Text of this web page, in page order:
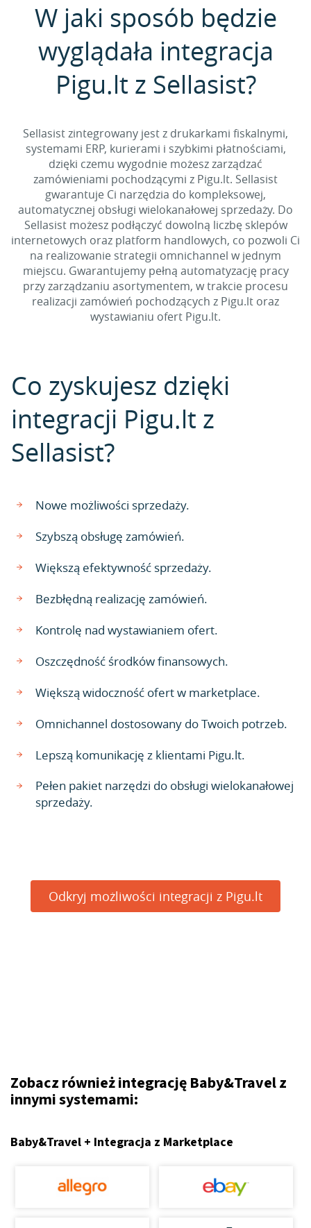
W jaki sposób będzie
wyglądała integracja
Pigu.lt z Sellasist?
Sellasist zintegrowany jest z drukarkami fiskalnymi,
systemami ERP, kurierami i szybkimi płatnościami,
dzięki czemu wygodnie możesz zarządzać
zamówieniami pochodzącymi z Pigu.lt. Sellasist
gwarantuje Ci narzędzia do kompleksowej,
automatycznej obsługi wielokanałowej sprzedaży. Do
Sellasist możesz podłączyć dowolną liczbę sklepów
internetowych oraz platform handlowych, co pozwoli Ci
na realizowanie strategii omnichannel w jednym
miejscu. Gwarantujemy pełną automatyzację pracy
przy zarządzaniu asortymentem, w trakcie procesu
realizacji zamówień pochodzących z Pigu.lt oraz
wystawianiu ofert Pigu.lt.
Co zyskujesz dzięki
integracji Pigu.lt z
Sellasist?
Nowe możliwości sprzedaży.
Szybszą obsługę zamówień.
Większą efektywność sprzedaży.
Bezbłędną realizację zamówień.
Kontrolę nad wystawianiem ofert.
Oszczędność środków finansowych.
Większą widoczność ofert w marketplace.
Omnichannel dostosowany do Twoich potrzeb.
Lepszą komunikację z klientami Pigu.lt.
Pełen pakiet narzędzi do obsługi wielokanałowej
sprzedaży.
Odkryj możliwości integracji z Pigu.lt
Zobacz również integrację Baby&Travel z
innymi systemami:
Baby&Travel + Integracja z Marketplace